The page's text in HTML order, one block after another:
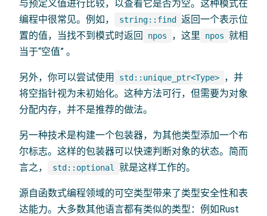
与预定义值进行比较，以查看它是否为空。这种模式在
编程中很常见。例如，
string::find
返回一个表示位
置的值，当找不到模式时返回
npos ，这里 npos 就相
当于“空值” 。
另外，你可以尝试使用 std::unique_ptr<Type>
，并
将空指针视为未初始化。这种方法可行，但需要为对象
分配内存，并不是推荐的做法。
另一种技术是构建一个包装器，为其他类型添加一个布
尔标志。这样的包装器可以快速判断对象的状态。简而
言之，
std::optional 就是这样工作的。
源自函数式编程领域的可空类型带来了类型安全性和表
达能力。大多数其他语言都有类似的类型：例如Rust